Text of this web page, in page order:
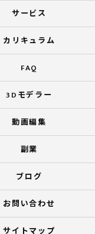
サービス
カリキュラム
FAQ
3Dモデラー
動画編集
副業
ブログ
お問い合わせ
サイトマップ